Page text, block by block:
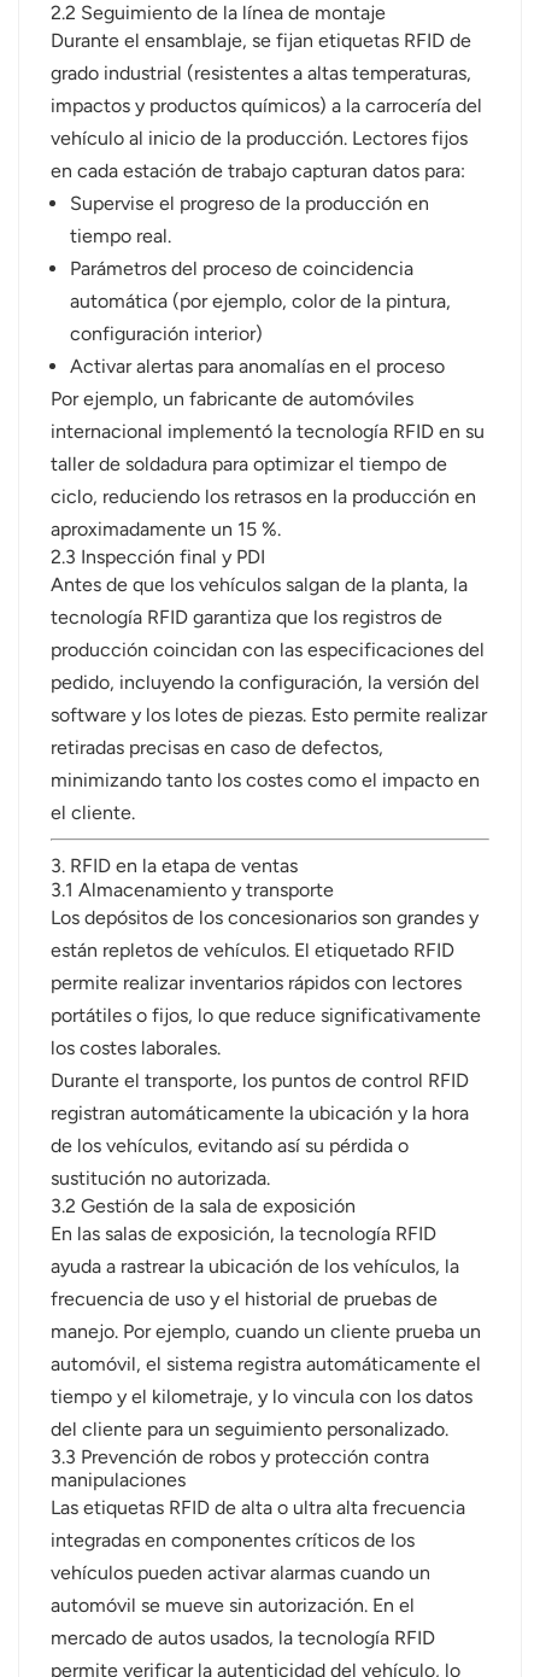
2.2 Seguimiento de la línea de montaje
Durante el ensamblaje, se fijan etiquetas RFID de
grado industrial (resistentes a altas temperaturas,
impactos y productos químicos) a la carrocería del
vehículo al inicio de la producción. Lectores fijos
en cada estación de trabajo capturan datos para:
Supervise el progreso de la producción en
tiempo real.
Parámetros del proceso de coincidencia
automática (por ejemplo, color de la pintura,
configuración interior)
Activar alertas para anomalías en el proceso
Por ejemplo, un fabricante de automóviles
internacional implementó la tecnología RFID en su
taller de soldadura para optimizar el tiempo de
ciclo, reduciendo los retrasos en la producción en
aproximadamente un 15 %.
2.3 Inspección final y PDI
Antes de que los vehículos salgan de la planta, la
tecnología RFID garantiza que los registros de
producción coincidan con las especificaciones del
pedido, incluyendo la configuración, la versión del
software y los lotes de piezas. Esto permite realizar
retiradas precisas en caso de defectos,
minimizando tanto los costes como el impacto en
el cliente.
3. RFID en la etapa de ventas
3.1 Almacenamiento y transporte
Los depósitos de los concesionarios son grandes y
están repletos de vehículos. El etiquetado RFID
permite realizar inventarios rápidos con lectores
portátiles o fijos, lo que reduce significativamente
los costes laborales.
Durante el transporte, los puntos de control RFID
registran automáticamente la ubicación y la hora
de los vehículos, evitando así su pérdida o
sustitución no autorizada.
3.2 Gestión de la sala de exposición
En las salas de exposición, la tecnología RFID
ayuda a rastrear la ubicación de los vehículos, la
frecuencia de uso y el historial de pruebas de
manejo. Por ejemplo, cuando un cliente prueba un
automóvil, el sistema registra automáticamente el
tiempo y el kilometraje, y lo vincula con los datos
del cliente para un seguimiento personalizado.
3.3 Prevención de robos y protección contra
manipulaciones
Las etiquetas RFID de alta o ultra alta frecuencia
integradas en componentes críticos de los
vehículos pueden activar alarmas cuando un
automóvil se mueve sin autorización. En el
mercado de autos usados, la tecnología RFID
permite verificar la autenticidad del vehículo, lo